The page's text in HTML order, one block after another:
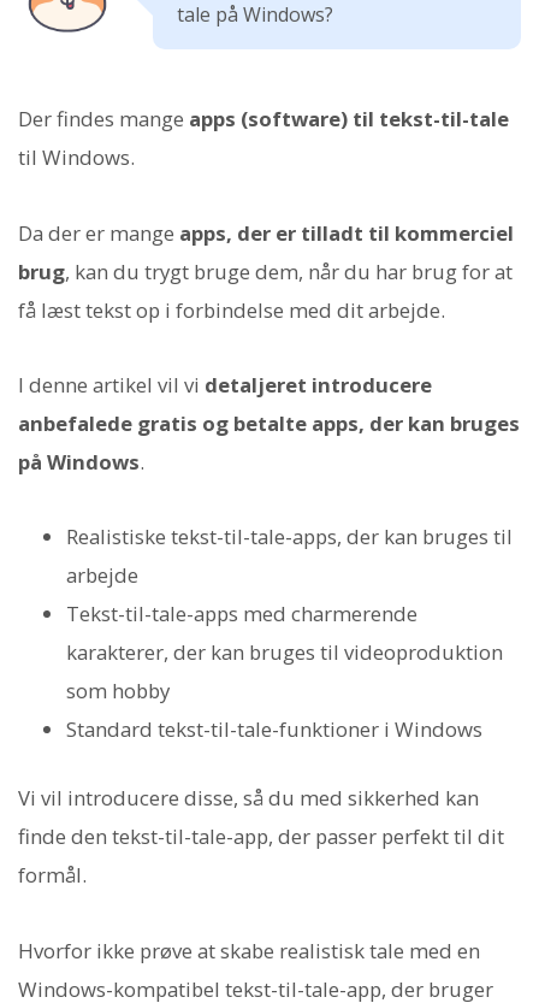
tale på Windows?
Der findes mange apps (software) til tekst-til-tale
til Windows.
Da der er mange apps, der er tilladt til kommerciel
brug, kan du trygt bruge dem, når du har brug for at
få læst tekst op i forbindelse med dit arbejde.
I denne artikel vil vi detaljeret introducere
anbefalede gratis og betalte apps, der kan bruges
på Windows.
Realistiske tekst-til-tale-apps, der kan bruges til
arbejde
Tekst-til-tale-apps med charmerende
karakterer, der kan bruges til videoproduktion
som hobby
Standard tekst-til-tale-funktioner i Windows
Vi vil introducere disse, så du med sikkerhed kan
finde den tekst-til-tale-app, der passer perfekt til dit
formål.
Hvorfor ikke prøve at skabe realistisk tale med en
Windows-kompatibel tekst-til-tale-app, der bruger